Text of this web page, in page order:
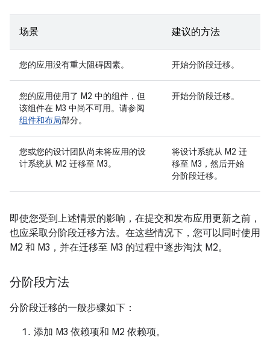
场景 建议的方法
您的应用没有重大阻碍因素。 开始分阶段迁移。
您的应用使用了 M2 中的组件，但
该组件在 M3 中尚不可用。请参阅
组件和布局部分。
开始分阶段迁移。
您或您的设计团队尚未将应用的设
计系统从 M2 迁移至 M3。
将设计系统从 M2 迁
移至 M3，然后开始
分阶段迁移。
即使您受到上述情景的影响，在提交和发布应用更新之前，
也应采取分阶段迁移方法。在这些情况下，您可以同时使用
M2 和 M3，并在迁移至 M3 的过程中逐步淘汰 M2。
分阶段方法
分阶段迁移的一般步骤如下：
添加 M3 依赖项和 M2 依赖项。